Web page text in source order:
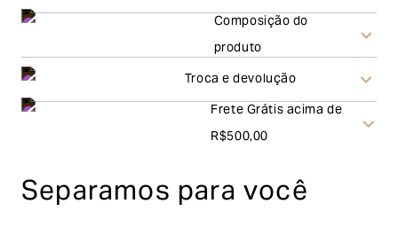
Composição do
produto
Troca e devolução
dias corridos, a contar do recebimento do produto. Ao
Frete Grátis acima de
R$500,00
Separamos para você